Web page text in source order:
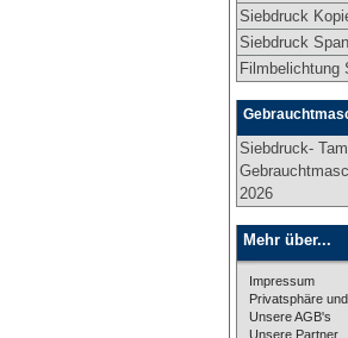
Siebdruck
Siebdruck
Filmbelichtung
Siebdruck-
2026
Mehr über...
Impressum
Privatsphäre
Unsere AGB's
Unsere Partner